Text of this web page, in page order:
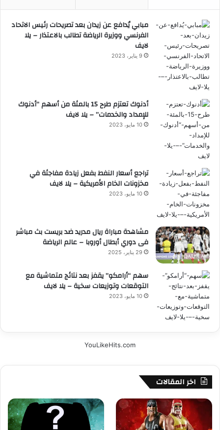
مبابي يُدافع عن زيدان بعد تصريحات رئيس الاتحاد
الفرنسي ووزيرة الرياضة تطالب بالاعتذار – يلا
لايف
9 يناير، 2023
أدنوك تعتزم طرح 15 بالمئة من أسهم “أدنوك
للإمداد والخدمات” – يلا لايف
10 مايو، 2023
تراجع أسعار النفط بفعل زيادة مفاجئة في
مخزونات الخام الأمريكية – يلا لايف
10 مايو، 2023
مشاهدة مباراة ريال مدريد ضد بريست بث مباشر
فى دوري أبطال أوروبا – عالم الرياضة
29 يناير، 2025
سهم “أرامكو” يقفز بعد نتائج متماشية مع
التوقعات وتوزيعات سخية – يلا لايف
10 مايو، 2023
YouLikeHits.com
اخر المقالات